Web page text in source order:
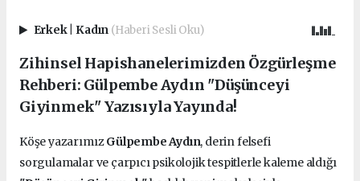
Erkek Kadın (Haberi Sesli Oku)
Zihinsel Hapishanelerimizden Özgürleşme
Rehberi: Gülpembe Aydın "Düşünceyi
Giyinmek" Yazısıyla Yayında!
Köşe yazarımızGülpembe Aydın, derin felsefi
sorgulamalar ve çarpıcı psikolojik tespitlerle kaleme aldığı